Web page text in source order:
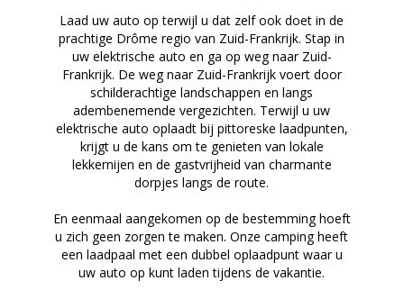
Laad uw auto op terwijl u dat zelf ook doet in de
prachtige Drôme regio van Zuid-Frankrijk. Stap in
uw elektrische auto en ga op weg naar Zuid-
Frankrijk. De weg naar Zuid-Frankrijk voert door
schilderachtige landschappen en langs
adembenemende vergezichten. Terwijl u uw
elektrische auto oplaadt bij pittoreske laadpunten,
krijgt u de kans om te genieten van lokale
lekkernijen en de gastvrijheid van charmante
dorpjes langs de route.
En eenmaal aangekomen op de bestemming hoeft
u zich geen zorgen te maken. Onze camping heeft
een laadpaal met een dubbel oplaadpunt waar u
uw auto op kunt laden tijdens de vakantie.